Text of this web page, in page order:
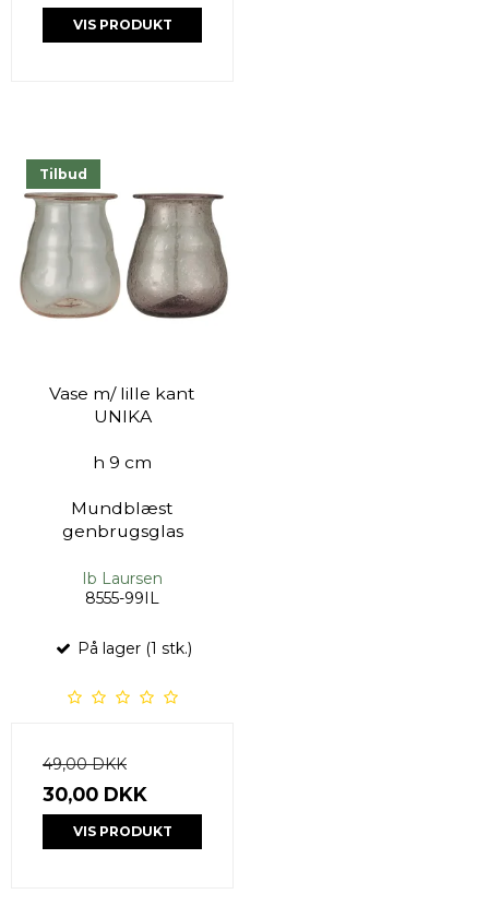
VIS PRODUKT
Tilbud
Vase m/ lille kant
UNIKA
h 9 cm
Mundblæst
genbrugsglas
Ib Laursen
8555-99IL
På lager (1 stk.)
49,00 DKK
30,00 DKK
VIS PRODUKT